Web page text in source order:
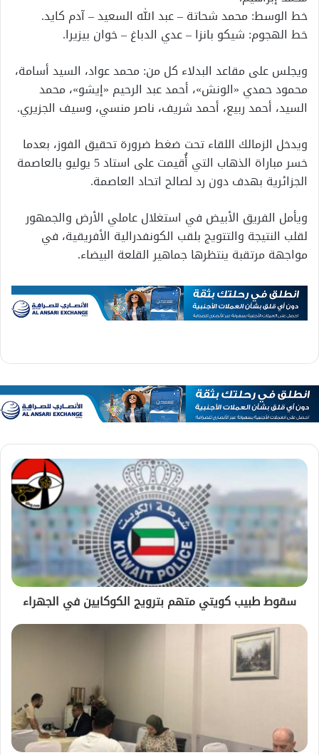
خط الوسط: محمد شحاتة – عبد الله السعيد – آدم كايد.
خط الهجوم: شيكو بانزا – عدي الدباغ – خوان بيزيرا.
ويجلس على مقاعد البدلاء كل من: محمد عواد، السيد أسامة،
محمود حمدي «الونش»، أحمد عبد الرحيم «إيشو»، محمد
السيد، أحمد ربيع، أحمد شريف، ناصر منسي، وسيف الجزيري.
ويدخل الزمالك اللقاء تحت ضغط ضرورة تحقيق الفوز، بعدما
خسر مباراة الذهاب التي أُقيمت على استاد 5 يوليو بالعاصمة
الجزائرية بهدف دون رد لصالح اتحاد العاصمة.
ويأمل الفريق الأبيض في استغلال عاملي الأرض والجمهور
لقلب النتيجة والتتويج بلقب الكونفدرالية الأفريقية، في
مواجهة مرتقبة ينتظرها جماهير القلعة البيضاء.
سقوط طبيب كويتي متهم بترويج الكوكايين في الجهراء